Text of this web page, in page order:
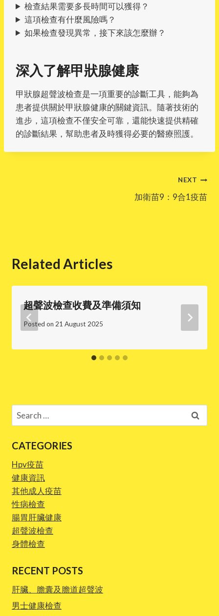
檢查結果需要多長時間可以獲得？
這項檢查有什麼風險嗎？
如果檢查發現異常，接下來該怎麼辦？
深入了解甲狀腺健康
甲狀腺超聲波檢查是一項重要的診斷工具，能夠為
患者提供關於甲狀腺健康的關鍵資訊。隨著技術的
進步，這項檢查不僅安全可靠，還能快速提供精確
的診斷結果，幫助患者及時獲得必要的醫療照護。
NEXT
加衛苗9：9合1疫苗
Related Articles
超聲波檢查收費及準備須知
Posted on 21 August 2025
Search
for:
CATEGORIES
Hpv疫苗
健康資訊
其他成人疫苗
性病檢查
腸胃肝臟健康
超聲波檢查
身體檢查
RECENT POSTS
肝臟、膽囊及膽道超聲波
男士健康檢查